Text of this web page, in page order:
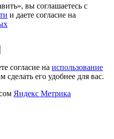
вы соглашаетесь с
и даете согласие на
согласие на использование
его удобнее для вас.
Яндекс Метрика